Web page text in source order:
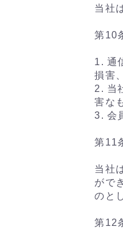
当社
第10
1. 通
損害
2. 当
害な
3. 会
第11
当社
がで
のと
第12